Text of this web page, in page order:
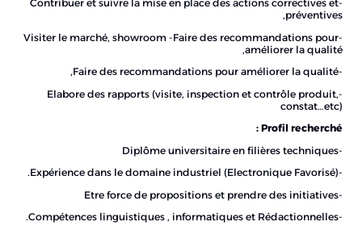
-Contribuer et suivre la mise en place des actions correctives et
préventives,
-Visiter le marché, showroom -Faire des recommandations pour
améliorer la qualité,
-Faire des recommandations pour améliorer la qualité,
-Elabore des rapports (visite, inspection et contrôle produit,
constat…etc)
Profil recherché :
-Diplôme universitaire en filières techniques
-Expérience dans le domaine industriel (Electronique Favorisé).
-Etre force de propositions et prendre des initiatives
-Compétences linguistiques , informatiques et Rédactionnelles.